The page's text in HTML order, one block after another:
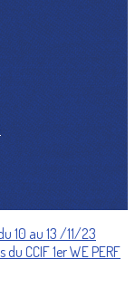
10 au 13 /11/23
du CCIF1er WE PERF